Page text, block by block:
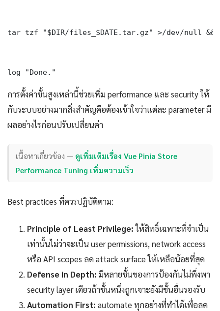
tar tzf "$DIR/files_$DATE.tar.gz" >/dev/null &&
log "Done."
การตั้งค่าขั้นสูงเหล่านี้ช่วยเพิ่ม performance และ security ให้
กับระบบอย่างมากสิ่งสำคัญคือต้องเข้าใจว่าแต่ละ parameter มี
ผลอย่างไรก่อนปรับเปลี่ยนค่า
เนื้อหาเกี่ยวข้อง — ดูเพิ่มเติมเรื่อง Vue Pinia Store
Performance Tuning เพิ่มความเร็ว
Best practices ที่ควรปฏิบัติตาม:
Principle of Least Privilege:ให้สิทธิ์เฉพาะที่จำเป็น
เท่านั้นไม่ว่าจะเป็น user permissions, network access
หรือ API scopes ลด attack surface ให้เหลือน้อยที่สุด
Defense in Depth: มีหลายชั้นของการป้องกันไม่พึ่งพา
security layer เดียวถ้าชั้นหนึ่งถูกเจาะยังมีชั้นอื่นรองรับ
Automation First: automate ทุกอย่างที่ทำได้เพื่อลด